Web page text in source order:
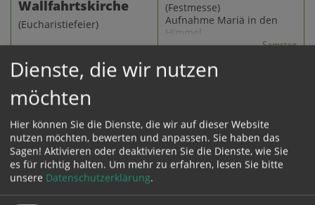
Wallfahrtskirche
(Eucharistiefeier)
13.08.
(Festmesse)
Aufnahme Mariä in den
Himmel
Samstag
Gottesdienste
Dienste, die wir nutzen
möchten
Hier können Sie die Dienste, die wir auf dieser Website
nutzen möchten, bewerten und anpassen. Sie haben das
Sagen! Aktivieren oder deaktivieren Sie die Dienste, wie Sie
es für richtig halten. Um mehr zu erfahren, lesen Sie bitte
unsere Datenschutzerklärung.